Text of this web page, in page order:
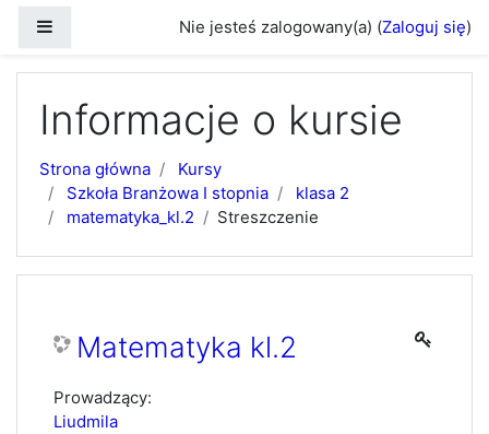
Nie jesteś zalogowany(a) (Zaloguj się)
Informacje o kursie
Strona główna
Kursy
Szkoła Branżowa I stopnia
klasa 2
matematyka_kl.2
Streszczenie
Matematyka kl.2
Prowadzący:
Liudmila